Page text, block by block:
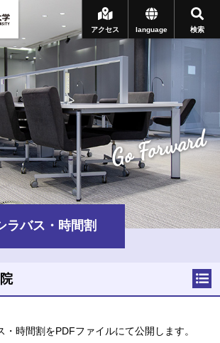
検索
language
アクセス
Go Forward
ラバス・時間割
・時間割をPDFファイルにて公開します。